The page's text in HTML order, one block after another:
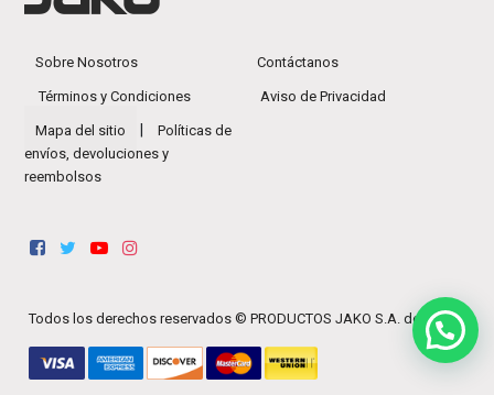
Sobre Nosotros Contáctanos
Términos y Condiciones Aviso de Privacidad
Mapa del sitio
Políticas de
envíos, devoluciones y
reembolsos
Todos los derechos reservados © PRODUCTOS JAKO S.A. de C.V.